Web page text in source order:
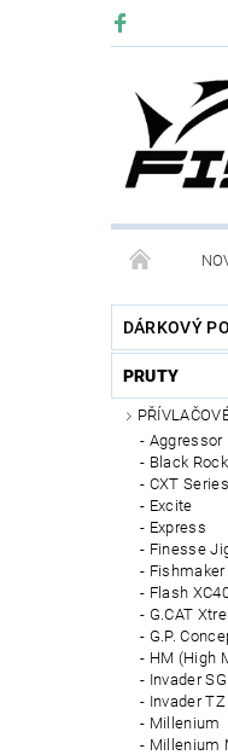
DÁRKOVÝ
PRUTY
Aggressor
Black
CXT Series
Excite
Express
Finesse
Fishmaker
Flash
G.CAT
G.P.
HM (High
Invader SG
Invader TZ
Millenium
Millenium